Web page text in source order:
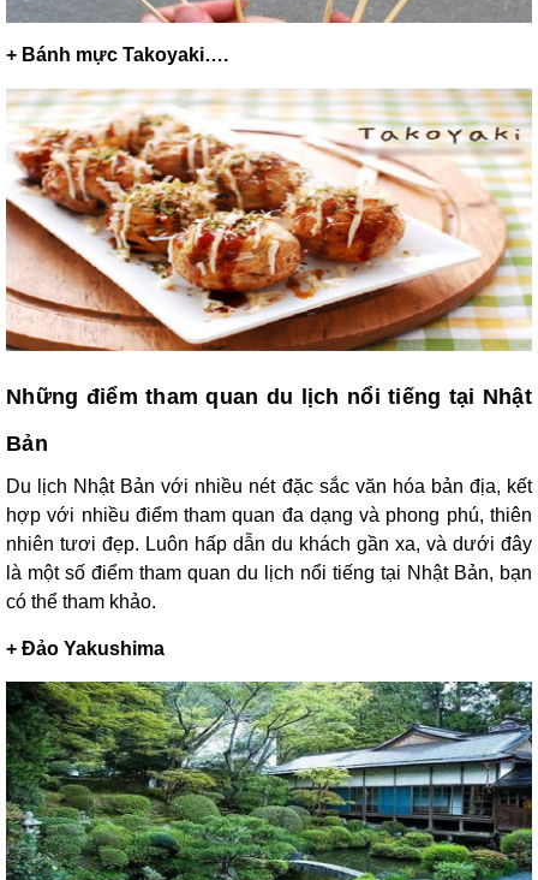
+ Bánh mực Takoyaki….
Những điểm tham quan du lịch nổi tiếng tại Nhật
Bản
Du lịch Nhật Bản với nhiều nét đặc sắc văn hóa bản địa, kết
hợp với nhiều điểm tham quan đa dạng và phong phú, thiên
nhiên tươi đẹp. Luôn hấp dẫn du khách gần xa, và dưới đây
là một số điểm tham quan du lịch nổi tiếng tại Nhật Bản, bạn
có thể tham khảo.
+ Đảo Yakushima